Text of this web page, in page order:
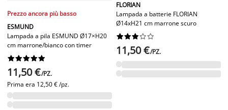
Prezzo ancora più basso
ESMUND
Lampada a pila ESMUND Ø17×H20
cm marrone/bianco con timer






11,50 €/PZ.
Prima era 12,50 € /pz.
FLORIAN
Lampada a batterie FLORIAN
Ø14xH21 cm marrone scuro






11,50 €/PZ.